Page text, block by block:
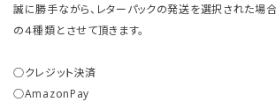
誠に勝手ながら、レターパックの発送を選択された場
の４種類とさせて頂きます。
○クレジット決済
○AmazonPay